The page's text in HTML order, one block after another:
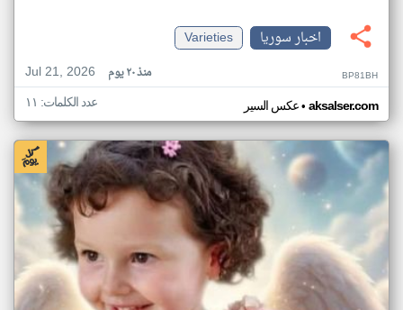
اخبار سوريا
Varieties
Jul 21, 2026
منذ ٢٠ يوم BP81BH
عكس السير• aksalser.com عدد الكلمات: ١١